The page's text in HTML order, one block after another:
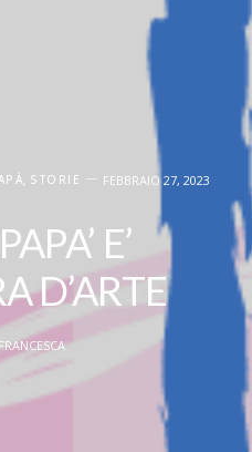
, STORIE FEBBRAIO 27, 2023
E’
D’ARTE